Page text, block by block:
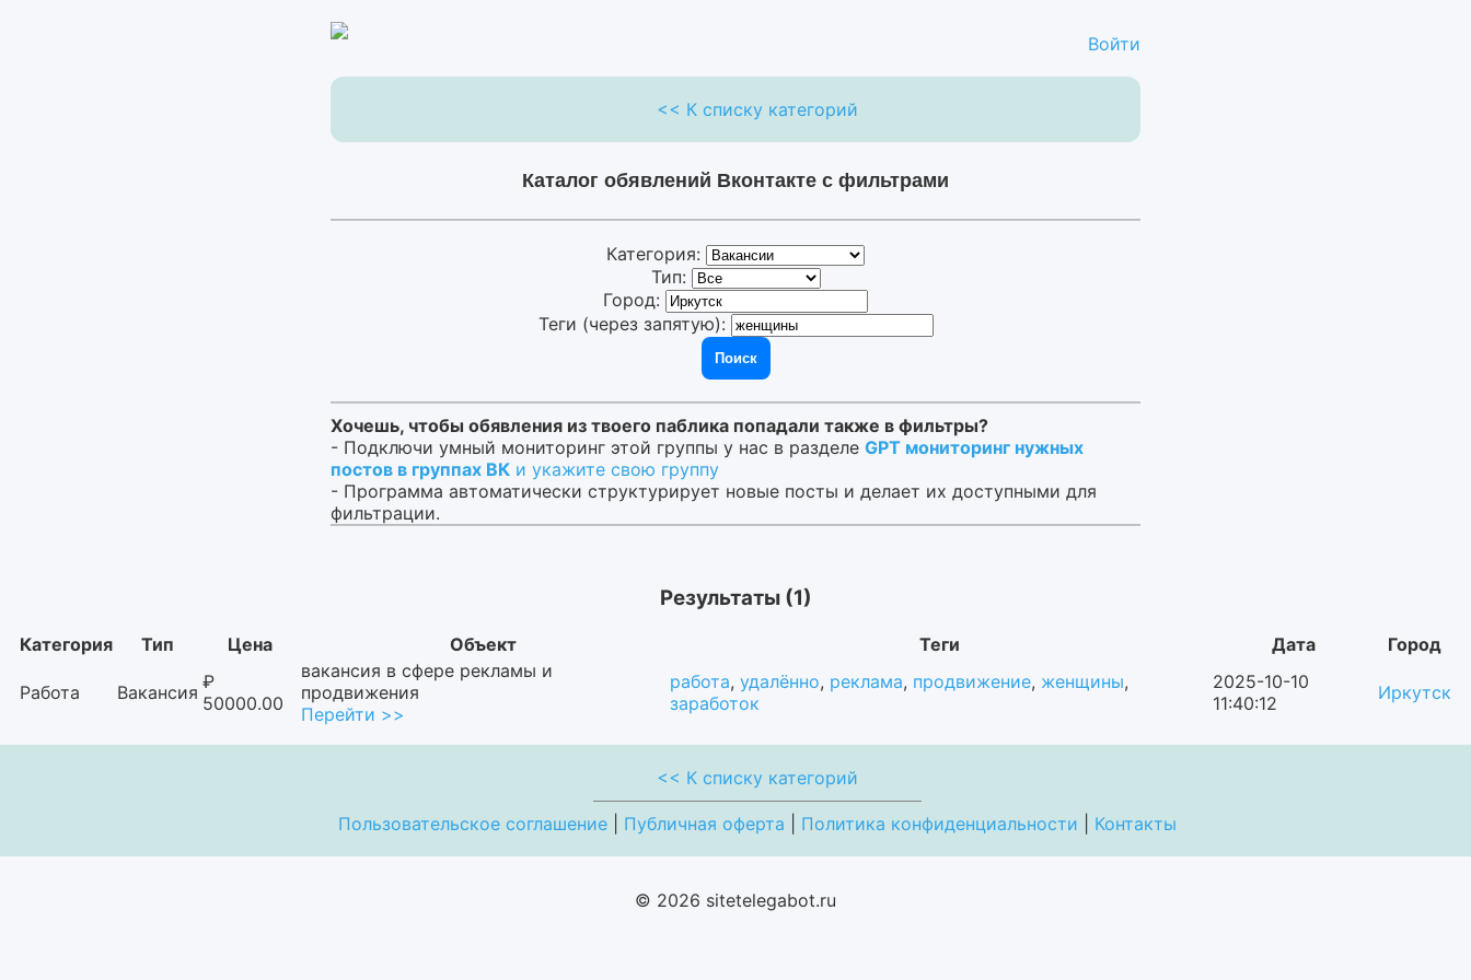
Войти
<< К списку категорий
Каталог обявлений Вконтакте с фильтрами
Категория:
Тип:
Город:
Теги (через запятую):
Поиск
Хочешь, чтобы обявления из твоего паблика попадали также в фильтры?
- Подключи умный мониторинг этой группы у нас в разделе GPT мониторинг нужных
постов в группах ВК и укажите свою группу
- Программа автоматически структурирует новые посты и делает их доступными для
фильтрации.
Результаты (1)
Категория Тип Цена Объект Теги Дата Город
Работа Вакансия ₽
50000.00
вакансия в сфере рекламы и
продвижения
Перейти >>
работа, удалённо, реклама, продвижение, женщины,
заработок
2025-10-10
11:40:12
Иркутск
<< К списку категорий
Пользовательское соглашение Публичная оферта Политика конфиденциальности Контакты
© 2026 sitetelegabot.ru